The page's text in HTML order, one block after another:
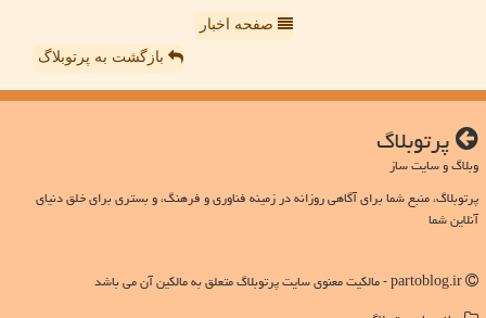
صفحه اخبار
بازگشت به پرتوبلاگ
پرتوبلاگ
وبلاگ و سایت ساز
پرتوبلاگ، منبع شما برای آگاهی روزانه در زمینه فناوری و فرهنگ، و بستری برای خلق دنیای
آنلاین شما